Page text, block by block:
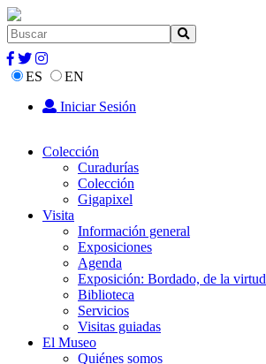
ES
EN
Iniciar Sesión
Colección
Curadurías
Colección
Gigapixel
Visita
Información general
Exposiciones
Agenda
Exposición: Bordado, de la virtud
Biblioteca
Servicios
Visitas guiadas
El Museo
Quiénes somos